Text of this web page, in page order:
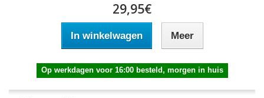
29,95€
In winkelwagen Meer
Op werkdagen voor 16:00 besteld, morgen in huis